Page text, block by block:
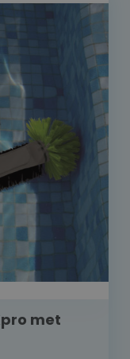
met